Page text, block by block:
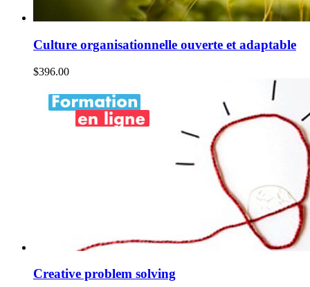
Culture organisationnelle ouverte et adaptable
$396.00
Creative problem solving